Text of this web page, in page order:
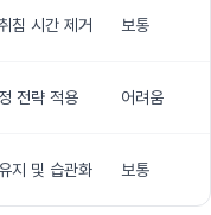
침 시간 제거 보통
전략 적용 어려움
지 및 습관화 보통